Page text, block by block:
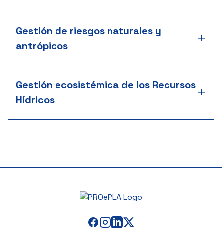
Gestión de riesgos naturales y
antrópicos
+
Gestión ecosistémica de los Recursos
Hídricos
+